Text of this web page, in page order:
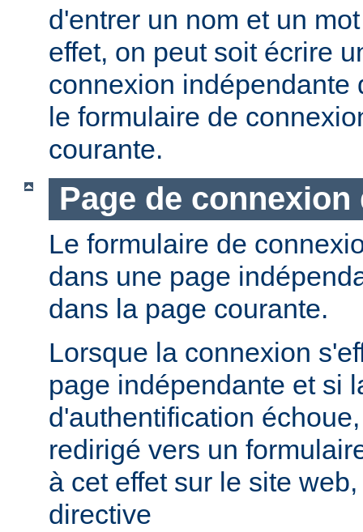
d'entrer un nom et un
effet, on peut soit écrire
connexion indépendante
le formulaire de
courante.
Page de connexion
Le formulaire de
dans une page
dans la page courante.
Lorsque la connexion
page indépendante et si
d'authentification
redirigé vers un
à cet effet sur le site
directive